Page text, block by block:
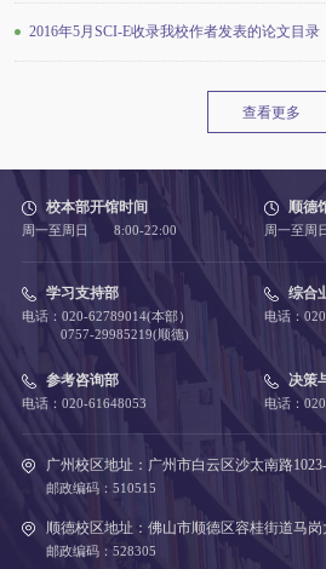
2016年5月SCI-E收录我校作者发表的论文目录
查看更多
校本部开馆时间
周一至周日 8:00-22:00
顺德
周一至
学习支持部
电话：020-62789014(本部）
0757-29985219(顺德)
综合
电话：
参考咨询部
电话：020-61648053
决策
电话：
广州校区地址：广州市白云区沙太南路
邮政编码：510515
顺德校区地址：佛山市顺德区容桂街道马岗
邮政编码：528305